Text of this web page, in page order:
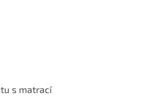
s matrací